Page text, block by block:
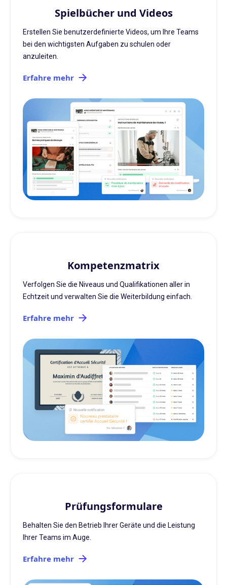
Spielbücher und Videos
Erstellen Sie benutzerdefinierte Videos, um Ihre Teams
bei den wichtigsten Aufgaben zu schulen oder
anzuleiten.
Erfahre mehr
Kompetenzmatrix
Verfolgen Sie die Niveaus und Qualifikationen aller in
Echtzeit und verwalten Sie die Weiterbildung einfach.
Erfahre mehr
Prüfungsformulare
Behalten Sie den Betrieb Ihrer Geräte und die Leistung
Ihrer Teams im Auge.
Erfahre mehr